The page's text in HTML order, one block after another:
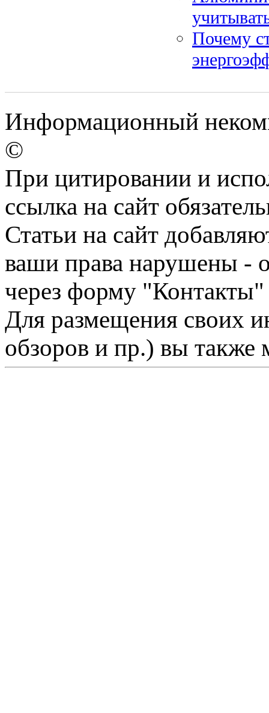
Почему
Информационный
©
При цитировании и
ссылка на сайт
Статьи на сайт
ваши права нарушены -
через форму "Контакты"
Для размещения своих
обзоров и пр.) вы также